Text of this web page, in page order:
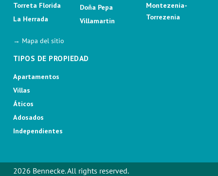
Torreta Florida
La Herrada
Doña Pepa
Villamartin
Montezenia-
Torrezenia
→ Mapa del sitio
TIPOS DE PROPIEDAD
Apartamentos
Villas
Áticos
Adosados
Independientes
2026 Bennecke. All rights reserved.